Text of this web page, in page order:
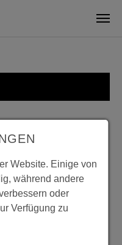
08:00 bis 18:00;
Website. Einige von
während andere
oder
Verfügung zu